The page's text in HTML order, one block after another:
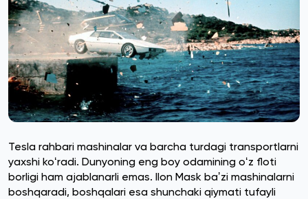
Tesla rahbari mashinalar va barcha turdagi transportlarni
yaxshi koʻradi. Dunyoning eng boy odamining oʻz floti
borligi ham ajablanarli emas. Ilon Mask baʼzi mashinalarni
boshqaradi, boshqalari esa shunchaki qiymati tufayli